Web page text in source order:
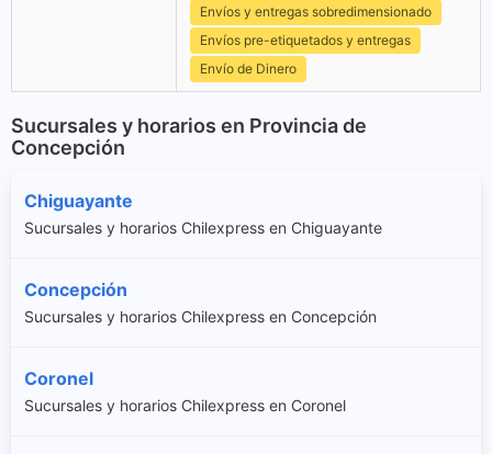
Envíos y entregas sobredimensionado
Envíos pre-etiquetados y entregas
Envío de Dinero
Sucursales y horarios en Provincia de
Concepción
Chiguayante
Sucursales y horarios Chilexpress en Chiguayante
Concepción
Sucursales y horarios Chilexpress en Concepción
Coronel
Sucursales y horarios Chilexpress en Coronel